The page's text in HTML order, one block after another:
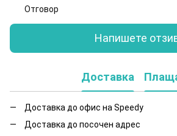
Отговор
Напишете
Доставка
Доставка до офис на Speedy
Доставка до посочен адрес